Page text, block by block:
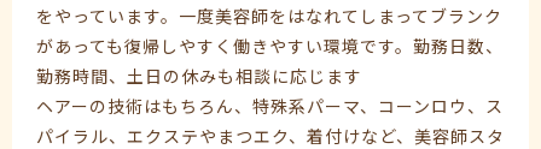
をやっています。一度美容師をはなれてしまってブランク
があっても復帰しやすく働きやすい環境です。勤務日数、
勤務時間、土日の休みも相談に応じます
ヘアーの技術はもちろん、特殊系パーマ、コーンロウ、ス
パイラル、エクステやまつエク、着付けなど、美容師スタ